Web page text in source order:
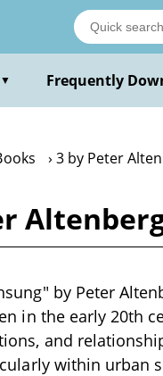
▼ Frequently
3 by Peter
by Peter
in the early 20th
and
within urban